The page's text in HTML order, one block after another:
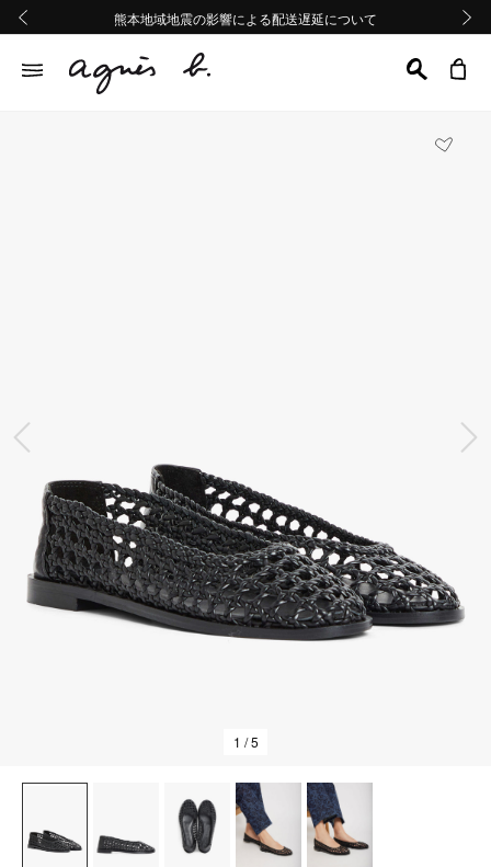
熊本地域地震の影響による配送遅延について
Summer Sale 2buy10%OFF!!
熊本地域地震の影響による配送遅延について
Summer Sale 2buy10%OFF!!
前の画像
1 / 5